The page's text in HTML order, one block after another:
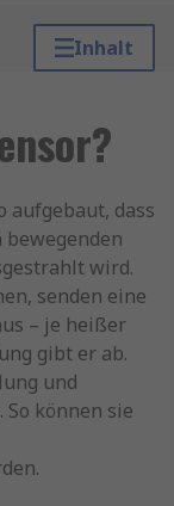
Inhalt
aufgebaut, dass
wird.
senden eine
– je heißer
gibt er ab.
und
können sie